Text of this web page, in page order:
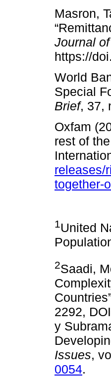
Masron,
Journal
https://
World
Special
Brief, 37,
Oxfam
rest of
releases/
together-
1United
2Saadi,
2292,
y
Issues,
0054.